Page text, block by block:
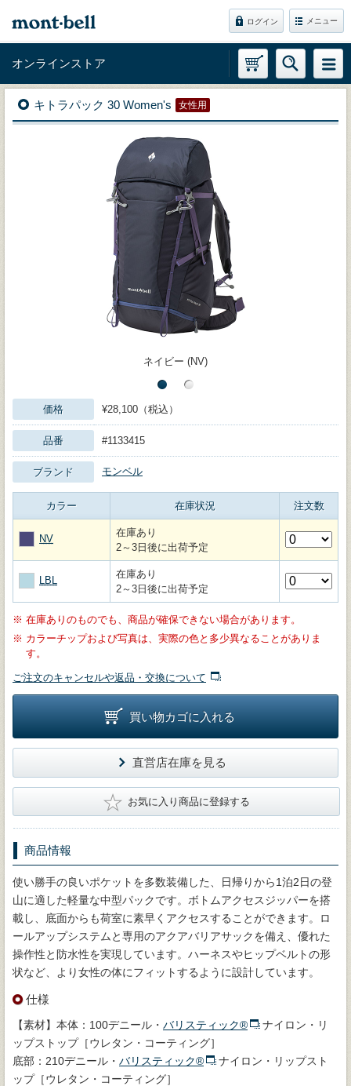
ログイン メニュー
オンラインストア
キトラパック 30 Women's 女性用
ネイビー (NV)
価格 ¥28,100（税込）
品番 #1133415
ブランド モンベル
カラー 在庫状況 注文数
NV
在庫あり
2～3日後に出荷予定
LBL
在庫あり
2～3日後に出荷予定
※ 在庫ありのものでも、商品が確保できない場合があります。
※ カラーチップおよび写真は、実際の色と多少異なることがありま
す。
ご注文のキャンセルや返品・交換について
買い物カゴに入れる
直営店在庫を見る
★ お気に入り商品に登録する
商品情報
使い勝手の良いポケットを多数装備した、日帰りから1泊2日の登
山に適した軽量な中型パックです。ボトムアクセスジッパーを搭
載し、底面からも荷室に素早くアクセスすることができます。ロ
ールアップシステムと専用のアクアバリアサックを備え、優れた
操作性と防水性を実現しています。ハーネスやヒップベルトの形
状など、より女性の体にフィットするように設計しています。
仕様
【素材】本体：100デニール・ バリスティック®
ナイロン・リ
ップストップ［ウレタン・コーティング］
底部：210デニール・ バリスティック®
ナイロン・リップスト
ップ［ウレタン・コーティング］